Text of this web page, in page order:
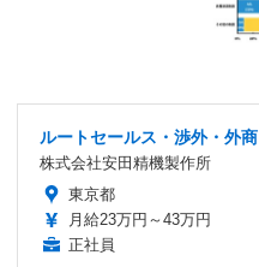
ルートセールス・渉外・外商
株式会社安田精機製作所
東京都
月給23万円～43万円
正社員